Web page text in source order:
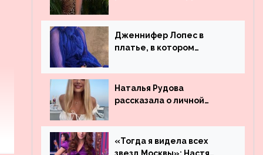
Дженнифер Лопес в
платье, в котором
незамеченной
Наталья Рудова
рассказала о личной
«Тогда я видела всех